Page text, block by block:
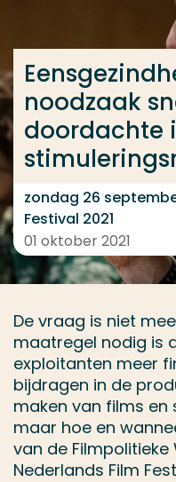
Ga direct naar de
... > Nederlands Film
noodzaak
doordachte
zondag 26
Festival 2021
01 oktober 2021
De vraag is niet
maa­tregel nodig is
ex­ploitanten meer
bijdragen in de
maken van films en
maar hoe en
van de
Neder­lands Film
Veel gezocht
Opleiding
Contact